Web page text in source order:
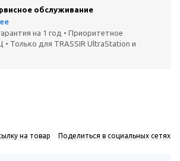
обслуживание
на 1 год • Приоритетное
• Только для TRASSIR UltraStation и
на товар Поделиться в социальных сетях